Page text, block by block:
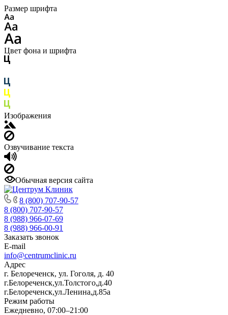
Размер шрифта
Цвет фона и шрифта
Изображения
Озвучивание текста
Обычная версия сайта
8 (800) 707-90-57
8 (800) 707-90-57
8 (988) 966-07-69
8 (988) 966-00-91
Заказать звонок
E-mail
info@centrumclinic.ru
Адрес
г. Белореченск, ул. Гоголя, д. 40
г.Белореченск,ул.Толстого,д.40
г.Белореченск,ул.Ленина,д.85а
Режим работы
Ежедневно, 07:00–21:00